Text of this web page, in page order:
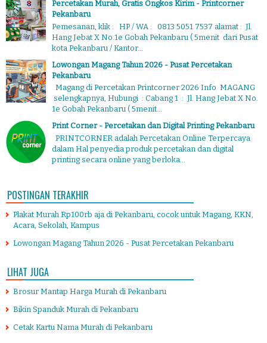
Percetakan Murah, Gratis Ongkos Kirim - Printcorner
Pekanbaru
Pemesanan, klik : HP / WA : 0813 5051 7537 alamat : Jl.
Hang Jebat X No.1e Gobah Pekanbaru ( 5menit dari Pusat
kota Pekanbaru / Kantor...
Lowongan Magang Tahun 2026 - Pusat Percetakan
Pekanbaru
Magang di Percetakan Printcorner 2026 Info MAGANG
selengkapnya, Hubungi : Cabang 1 : Jl. Hang Jebat X No.
1e Gobah Pekanbaru ( 5menit...
Print Corner - Percetakan dan Digital Printing Pekanbaru
PRINTCORNER adalah Percetakan Online Terpercaya
dalam Hal penyedia produk percetakan dan digital
printing secara online yang berloka...
POSTINGAN TERAKHIR
Plakat Murah Rp100rb aja di Pekanbaru, cocok untuk Magang, KKN,
Acara, Sekolah, Kampus
Lowongan Magang Tahun 2026 - Pusat Percetakan Pekanbaru
LIHAT JUGA
Brosur Mantap Harga Murah di Pekanbaru
Bikin Spanduk Murah di Pekanbaru
Cetak Kartu Nama Murah di Pekanbaru